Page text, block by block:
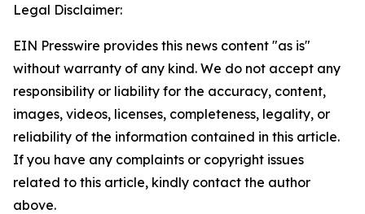
Legal Disclaimer:
EIN Presswire provides this news content "as is"
without warranty of any kind. We do not accept any
responsibility or liability for the accuracy, content,
images, videos, licenses, completeness, legality, or
reliability of the information contained in this article.
If you have any complaints or copyright issues
related to this article, kindly contact the author
above.